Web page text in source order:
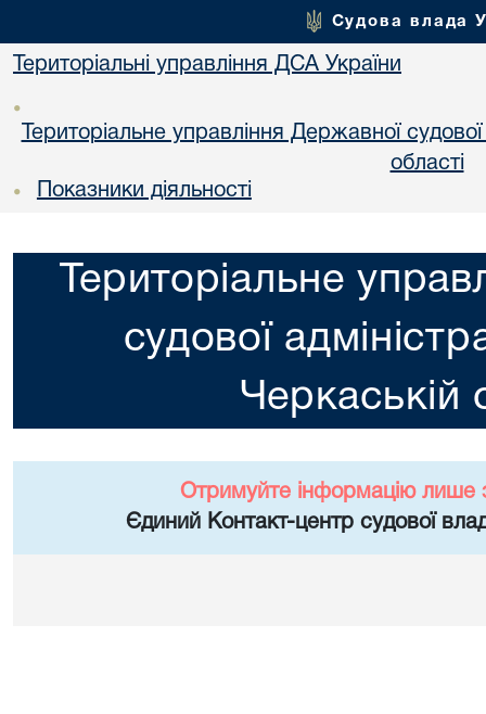
Судова влада
Територіальні управління ДСА України
•
Територіальне управління Державної судової
областi
• Показники діяльності
Територіальне
судової
Черкаській
Отримуйте інформацію лише
Єдиний Контакт-центр судової